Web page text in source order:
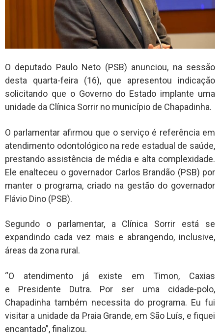
O deputado Paulo Neto (PSB) anunciou, na sessão
desta quarta-feira (16), que apresentou indicação
solicitando que o Governo do Estado implante uma
unidade da Clínica Sorrir no município de Chapadinha.
O parlamentar afirmou que o serviço é referência em
atendimento odontológico na rede estadual de saúde,
prestando assistência de média e alta complexidade.
Ele enalteceu o governador Carlos Brandão (PSB) por
manter o programa, criado na gestão do governador
Flávio Dino (PSB).
Segundo o parlamentar, a Clínica Sorrir está se
expandindo cada vez mais e abrangendo, inclusive,
áreas da zona rural.
“O atendimento já existe em Timon, Caxias
e Presidente Dutra. Por ser uma cidade-polo,
Chapadinha também necessita do programa. Eu fui
visitar a unidade da Praia Grande, em São Luís, e fiquei
encantado”, finalizou.